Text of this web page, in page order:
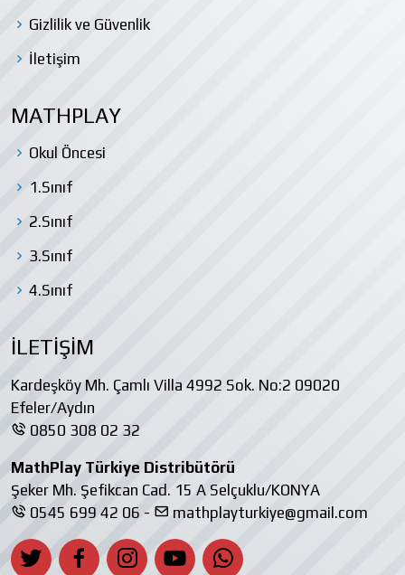
Gizlilik ve Güvenlik
İletişim
MATHPLAY
Okul Öncesi
1.Sınıf
2.Sınıf
3.Sınıf
4.Sınıf
İLETİŞİM
Kardeşköy Mh. Çamlı Villa 4992 Sok. No:2 09020
Efeler/Aydın
0850 308 02 32
MathPlay Türkiye Distribütörü
Şeker Mh. Şefikcan Cad. 15 A Selçuklu/KONYA
0545 699 42 06 -
mathplayturkiye@gmail.com